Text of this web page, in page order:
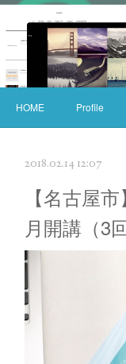
HOME Profile
2018.02.14 12:07
【名古屋
月開講（3